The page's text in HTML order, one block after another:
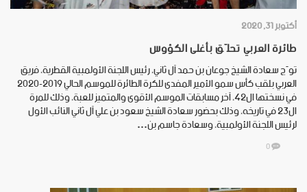
أكتوبر 31, 2020
طائرة العربي تحلّق بأغلى الكؤوس
توّج سعادة الشيخ جوعان بن حمد آل ثاني، رئيس اللجنة الأولمبية القطرية، فريق
العربي بلقب كأس سمو الأمير المفدى للكرة الطائرة للموسم الحالي 2019-2020
في نسختها ال42، آخر مسابقات الموسم الأقوى والمتميز للعبة، وذلك للمرة
ال23 في تاريخه، وذلك بحضور سعادة الشيخ سعود بن علي آل ثاني النائب الأول
لرئيس اللجنة الأولمبية، وسعادة جاسم بن…
0